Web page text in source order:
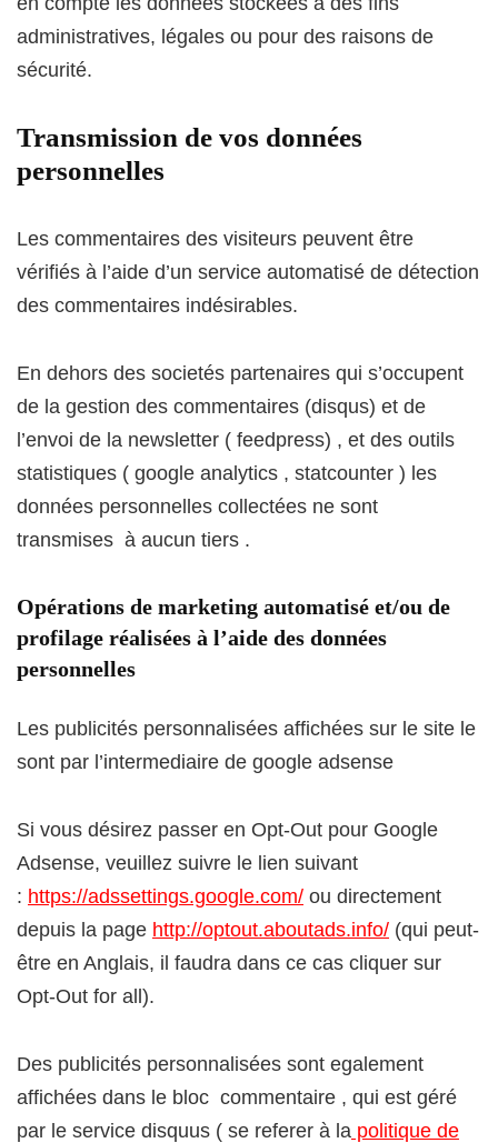
administratives, légales ou pour des raisons de
sécurité.
Transmission de vos données
personnelles
Les commentaires des visiteurs peuvent être
vérifiés à l’aide d’un service automatisé de détection
des commentaires indésirables.
En dehors des societés partenaires qui s’occupent
de la gestion des commentaires (disqus) et de
l’envoi de la newsletter ( feedpress) , et des outils
statistiques ( google analytics , statcounter ) les
données personnelles collectées ne sont
transmises à aucun tiers .
Opérations de marketing automatisé et/ou de
profilage réalisées à l’aide des données
personnelles
Les publicités personnalisées affichées sur le site le
sont par l’intermediaire de google adsense
Si vous désirez passer en Opt-Out pour Google
Adsense, veuillez suivre le lien suivant
: https://adssettings.google.com/ ou directement
depuis la page http://optout.aboutads.info/ (qui peut-
être en Anglais, il faudra dans ce cas cliquer sur
Opt-Out for all).
Des publicités personnalisées sont egalement
affichées dans le bloc commentaire , qui est géré
par le service disquus ( se referer à la politique de